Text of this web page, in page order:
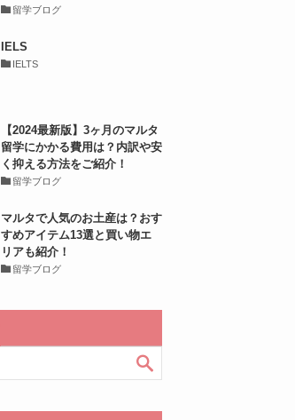
留学ブログ
IELS
IELTS
【2024最新版】3ヶ月のマルタ
留学にかかる費用は？内訳や安
く抑える方法をご紹介！
留学ブログ
マルタで人気のお土産は？おす
すめアイテム13選と買い物エ
リアも紹介！
留学ブログ